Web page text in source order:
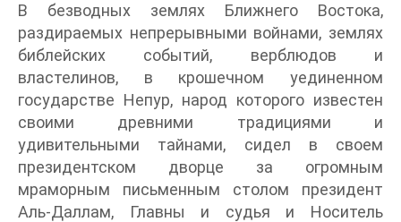
В безводных землях Ближнего Востока,
раздираемых непрерывными войнами, землях
библейских событий, верблюдов и
властелинов, в крошечном уединенном
государстве Непур, народ которого известен
своими древними традициями и
удивительными тайнами, сидел в своем
президентском дворце за огромным
мраморным письменным столом президент
Аль-Даллам, Главны и судья и Носитель